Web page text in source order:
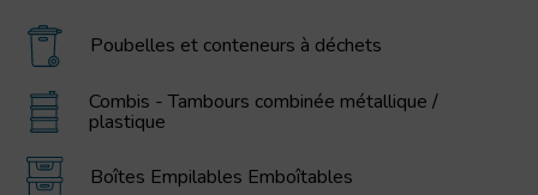
Poubelles et conteneurs à déchets
Combis - Tambours combinée métallique /
plastique
Boîtes Empilables Emboîtables